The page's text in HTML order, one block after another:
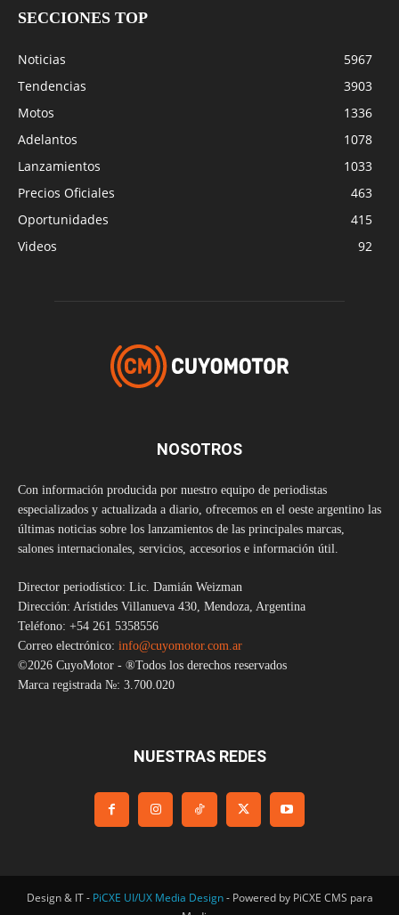
SECCIONES TOP
Noticias
5967
Tendencias
3903
Motos
1336
Adelantos
1078
Lanzamientos
1033
Precios Oficiales
463
Oportunidades
415
Videos
92
NOSOTROS
Con información producida por nuestro equipo de periodistas
especializados y actualizada a diario, ofrecemos en el oeste argentino las
últimas noticias sobre los lanzamientos de las principales marcas,
salones internacionales, servicios, accesorios e información útil.
Director periodístico: Lic. Damián Weizman
Dirección: Arístides Villanueva 430, Mendoza, Argentina
Teléfono: +54 261 5358556
Correo electrónico: info@cuyomotor.com.ar
©2026 CuyoMotor - ®Todos los derechos reservados
Marca registrada №: 3.700.020
NUESTRAS REDES
Design & IT - PiCXE UI/UX Media Design- Powered by PiCXE CMS para